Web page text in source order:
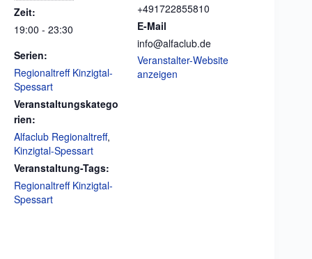
Zeit:
19:00 - 23:30
Serien:
Regionaltreff Kinzigtal-
Spessart
Veranstaltungskatego
rien:
Alfaclub Regionaltreff,
Kinzigtal-Spessart
Veranstaltung-Tags:
Regionaltreff Kinzigtal-
Spessart
+491722855810
E-Mail
info@alfaclub.de
Veranstalter-Website
anzeigen